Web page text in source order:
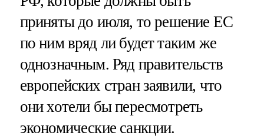
приняты до июля, то решение ЕС
по ним вряд ли будет таким же
однозначным. Ряд правительств
европейских стран заявили, что
они хотели бы пересмотреть
экономические санкции.